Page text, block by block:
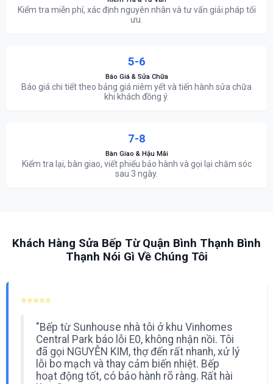
Kiểm tra miễn phí, xác định nguyên nhân và tư vấn giải pháp tối
ưu.
5-6
Báo Giá & Sửa Chữa
Báo giá chi tiết theo bảng giá niêm yết và tiến hành sửa chữa
khi khách đồng ý.
7-8
Bàn Giao & Hậu Mãi
Kiểm tra lại, bàn giao, viết phiếu bảo hành và gọi lại chăm sóc
sau 3 ngày.
Khách Hàng Sửa Bếp Từ Quận Bình Thạnh Bình
Thạnh Nói Gì Về Chúng Tôi
⭐⭐⭐⭐⭐
"Bếp từ Sunhouse nhà tôi ở khu Vinhomes
Central Park báo lỗi E0, không nhận nồi. Tôi
đã gọi NGUYỄN KIM, thợ đến rất nhanh, xử lý
lỗi bo mạch và thay cảm biến nhiệt. Bếp
hoạt động tốt, có bảo hành rõ ràng. Rất hài